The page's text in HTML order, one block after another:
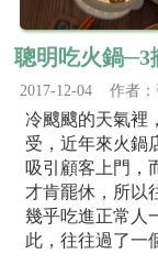
聰明吃火鍋─3
2017-12-04 作者：
冷颼颼的天氣裡
受，近年來火鍋
吸引顧客上門，
才肯罷休，所以
幾乎吃進正常人
此，往往過了一